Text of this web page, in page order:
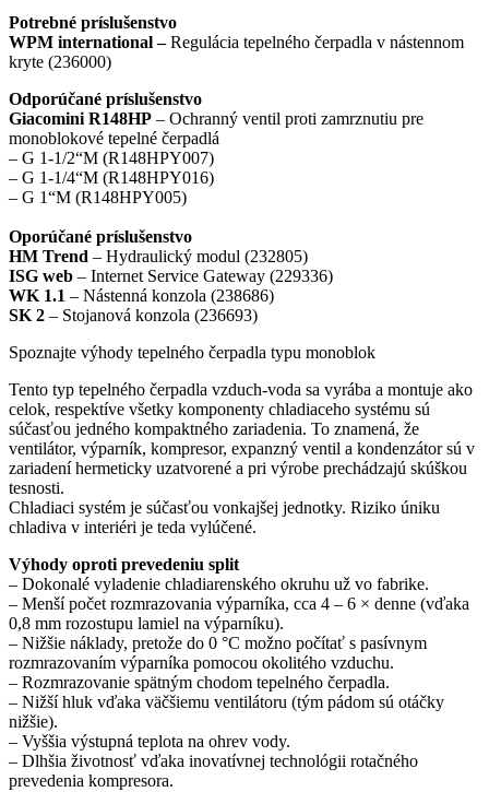
Potrebné príslušenstvo
WPM international –Regulácia tepelného čerpadla v nástennom
kryte (236000)
Odporúčané príslušenstvo
Giacomini R148HP – Ochranný ventil proti zamrznutiu pre
monoblokové tepelné čerpadlá
– G 1-1/2“M (R148HPY007)
– G 1-1/4“M (R148HPY016)
– G 1“M (R148HPY005)
Oporúčané príslušenstvo
HM Trend – Hydraulický modul (232805)
ISG web – Internet Service Gateway (229336)
WK 1.1 – Nástenná konzola (238686)
SK 2 – Stojanová konzola (236693)
Spoznajte výhody tepelného čerpadla typu monoblok
Tento typ tepelného čerpadla vzduch-voda sa vyrába a montuje ako
celok, respektíve všetky komponenty chladiaceho systému sú
súčasťou jedného kompaktného zariadenia. To znamená, že
ventilátor, výparník, kompresor, expanzný ventil a kondenzátor sú v
zariadení hermeticky uzatvorené a pri výrobe prechádzajú skúškou
tesnosti.
Chladiaci systém je súčasťou vonkajšej jednotky. Riziko úniku
chladiva v interiéri je teda vylúčené.
Výhody oproti prevedeniu split
– Dokonalé vyladenie chladiarenského okruhu už vo fabrike.
– Menší počet rozmrazovania výparníka, cca 4 – 6 × denne (vďaka
0,8 mm rozostupu lamiel na výparníku).
– Nižšie náklady, pretože do 0 °C možno počítať s pasívnym
rozmrazovaním výparníka pomocou okolitého vzduchu.
– Rozmrazovanie spätným chodom tepelného čerpadla.
– Nižší hluk vďaka väčšiemu ventilátoru (tým pádom sú otáčky
nižšie).
– Vyššia výstupná teplota na ohrev vody.
– Dlhšia životnosť vďaka inovatívnej technológii rotačného
prevedenia kompresora.